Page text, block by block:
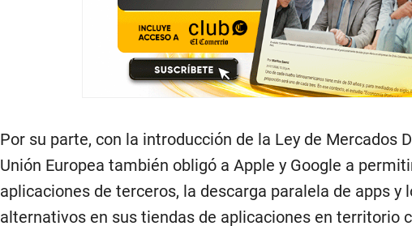
Por su parte, con la introducción de la Ley de Mercados
Unión Europea también obligó a Apple y Google a
aplicaciones de terceros, la descarga paralela de apps y
alternativos en sus tiendas de aplicaciones en territorio